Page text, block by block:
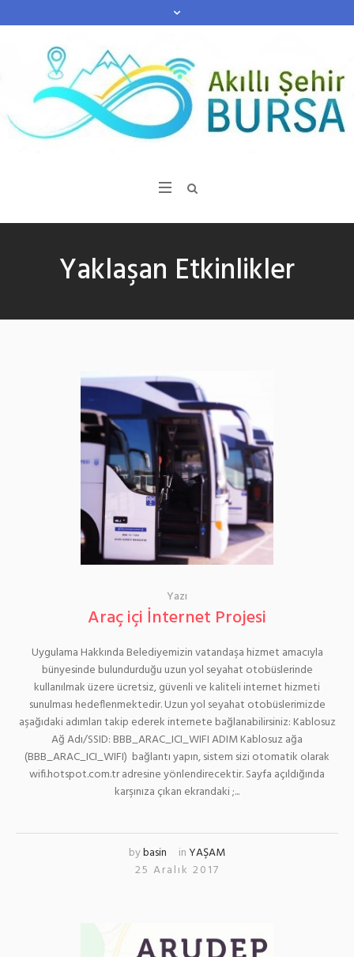
Yaklaşan Etkinlikler
Yazı
Araç içi İnternet Projesi
Uygulama Hakkında Belediyemizin vatandaşa hizmet amacıyla
bünyesinde bulundurduğu uzun yol seyahat otobüslerinde
kullanılmak üzere ücretsiz, güvenli ve kaliteli internet hizmeti
sunulması hedeflenmektedir. Uzun yol seyahat otobüslerimizde
aşağıdaki adımları takip ederek internete bağlanabilirsiniz: Kablosuz
Ağ Adı/SSID: BBB_ARAC_ICI_WIFI ADIM Kablosuz ağa
(BBB_ARAC_ICI_WIFI) bağlantı yapın, sistem sizi otomatik olarak
wifi.hotspot.com.tr adresine yönlendirecektir. Sayfa açıldığında
karşınıza çıkan ekrandaki ;...
bybasin inYAŞAM
25 Aralık 2017